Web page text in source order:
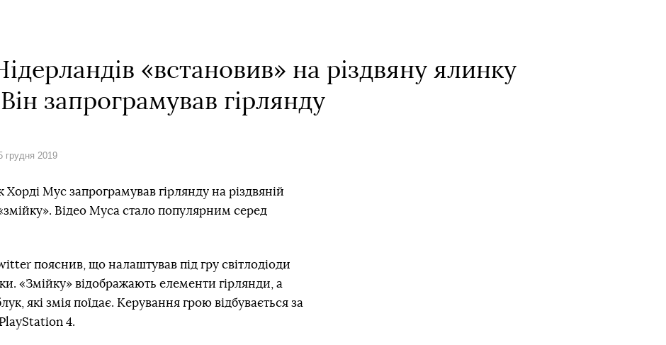
«встановив» на різдвяну ялинку
запрограмував гірлянду
грудня 2019
Мус запрограмував гірлянду на різдвяній
Відео Муса стало популярним серед
пояснив, що налаштував під гру світлодіоди
«Змійку» відображають елементи гірлянди, а
які змія поїдає. Керування грою відбувається за
4.